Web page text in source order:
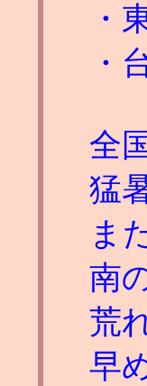
・
・
全
猛
ま
南
荒
早